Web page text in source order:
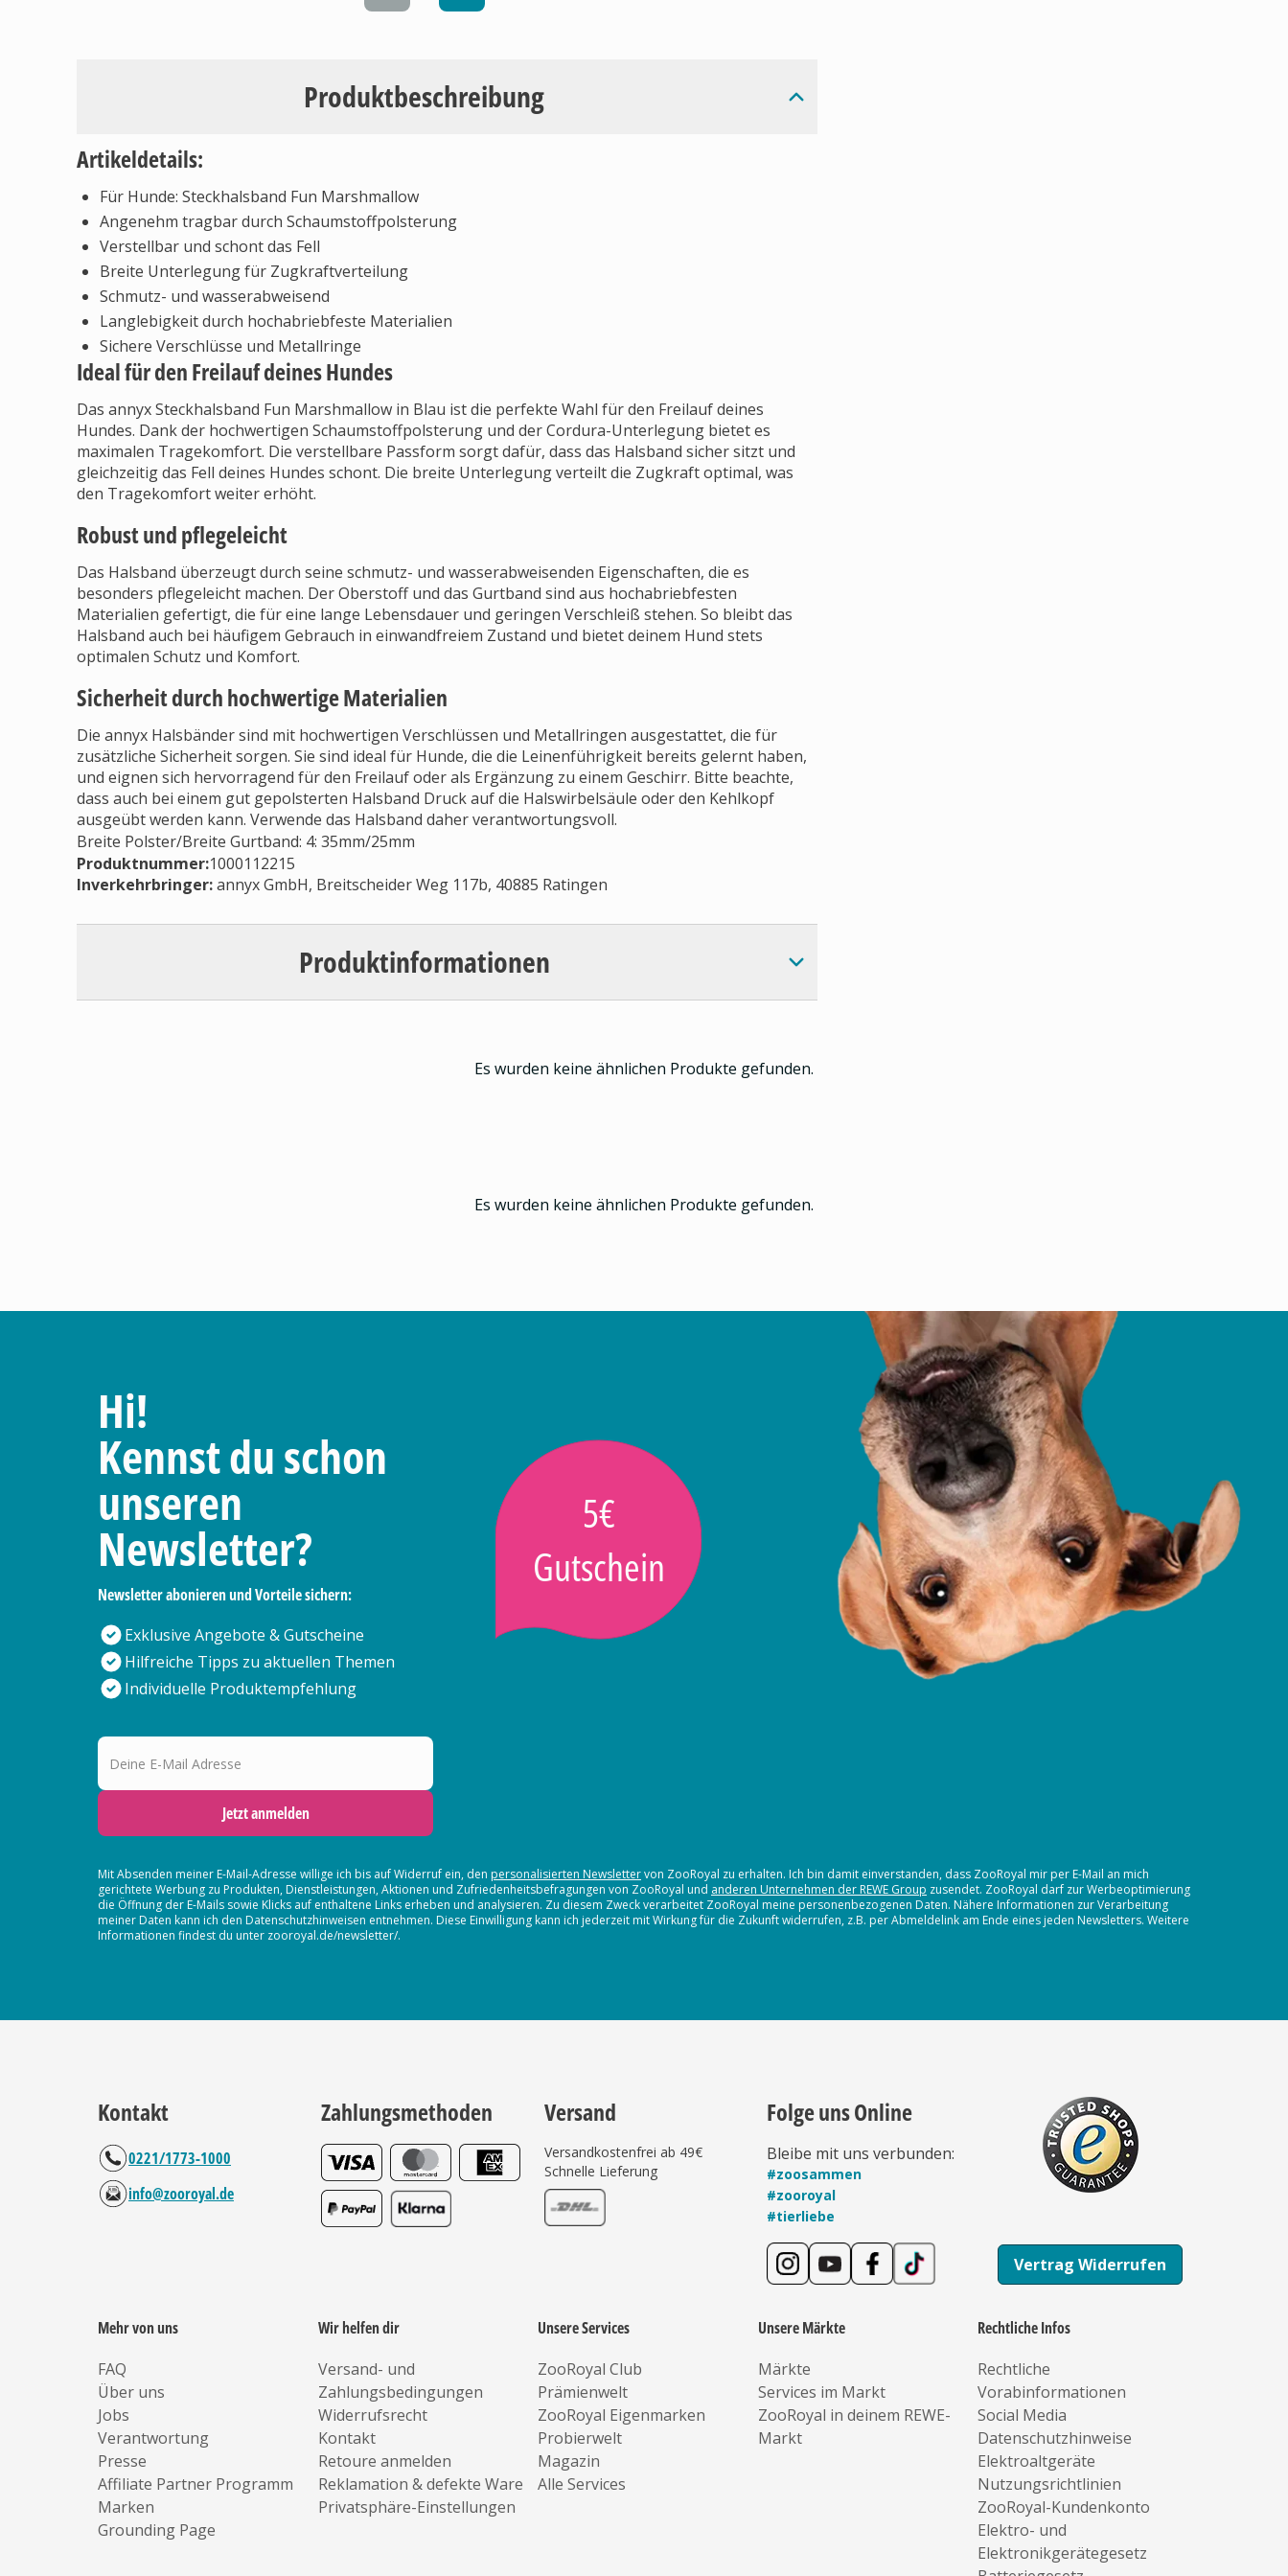
Produktbeschreibung
Artikeldetails:
Für Hunde: Steckhalsband Fun Marshmallow
Angenehm tragbar durch Schaumstoffpolsterung
Verstellbar und schont das Fell
Breite Unterlegung für Zugkraftverteilung
Schmutz- und wasserabweisend
Langlebigkeit durch hochabriebfeste Materialien
Sichere Verschlüsse und Metallringe
Ideal für den Freilauf deines Hundes
Das annyx Steckhalsband Fun Marshmallow in Blau ist die perfekte Wahl für den Freilauf deines
Hundes. Dank der hochwertigen Schaumstoffpolsterung und der Cordura-Unterlegung bietet es
maximalen Tragekomfort. Die verstellbare Passform sorgt dafür, dass das Halsband sicher sitzt und
gleichzeitig das Fell deines Hundes schont. Die breite Unterlegung verteilt die Zugkraft optimal, was
den Tragekomfort weiter erhöht.
Robust und pflegeleicht
Das Halsband überzeugt durch seine schmutz- und wasserabweisenden Eigenschaften, die es
besonders pflegeleicht machen. Der Oberstoff und das Gurtband sind aus hochabriebfesten
Materialien gefertigt, die für eine lange Lebensdauer und geringen Verschleiß stehen. So bleibt das
Halsband auch bei häufigem Gebrauch in einwandfreiem Zustand und bietet deinem Hund stets
optimalen Schutz und Komfort.
Sicherheit durch hochwertige Materialien
Die annyx Halsbänder sind mit hochwertigen Verschlüssen und Metallringen ausgestattet, die für
zusätzliche Sicherheit sorgen. Sie sind ideal für Hunde, die die Leinenführigkeit bereits gelernt haben,
und eignen sich hervorragend für den Freilauf oder als Ergänzung zu einem Geschirr. Bitte beachte,
dass auch bei einem gut gepolsterten Halsband Druck auf die Halswirbelsäule oder den Kehlkopf
ausgeübt werden kann. Verwende das Halsband daher verantwortungsvoll.
Breite Polster/Breite Gurtband: 4: 35mm/25mm
Produktnummer:1000112215
Inverkehrbringer:annyx GmbH, Breitscheider Weg 117b, 40885 Ratingen
Produktinformationen
Es wurden keine ähnlichen Produkte gefunden.
Es wurden keine ähnlichen Produkte gefunden.
Hi!
Kennst du schon
unseren
Newsletter?
Newsletter abonieren und Vorteile sichern:
Exklusive Angebote & Gutscheine
Hilfreiche Tipps zu aktuellen Themen
Individuelle Produktempfehlung
5€
Gutschein
Deine E-Mail Adresse
Jetzt anmelden
Mit Absenden meiner E-Mail-Adresse willige ich bis auf Widerruf ein, den personalisierten Newslettervon ZooRoyal zu erhalten. Ich bin damit einverstanden, dass ZooRoyal mir per E-Mail an mich
gerichtete Werbung zu Produkten, Dienstleistungen, Aktionen und Zufriedenheitsbefragungen von ZooRoyal und anderen Unternehmen der REWE Group zusendet. ZooRoyal darf zur Werbeoptimierung
die Öffnung der E-Mails sowie Klicks auf enthaltene Links erheben und analysieren. Zu diesem Zweck verarbeitet ZooRoyal meine personenbezogenen Daten. Nähere Informationen zur Verarbeitung
meiner Daten kann ich den Datenschutzhinweisen entnehmen. Diese Einwilligung kann ich jederzeit mit Wirkung für die Zukunft widerrufen, z.B. per Abmeldelink am Ende eines jeden Newsletters. Weitere
Informationen findest du unter zooroyal.de/newsletter/.
Kontakt
0221/1773-1000
info@zooroyal.de
Zahlungsmethoden Versand
Versandkostenfrei ab 49€
Schnelle Lieferung
Folge uns Online
Bleibe mit uns verbunden:
#zoosammen
#zooroyal
#tierliebe
Vertrag Widerrufen
Mehr von uns
FAQ
Über uns
Jobs
Verantwortung
Presse
Affiliate Partner Programm
Marken
Grounding Page
Wir helfen dir
Versand- und
Zahlungsbedingungen
Widerrufsrecht
Kontakt
Retoure anmelden
Reklamation & defekte Ware
Privatsphäre-Einstellungen
Unsere Services
ZooRoyal Club
Prämienwelt
ZooRoyal Eigenmarken
Probierwelt
Magazin
Alle Services
Unsere Märkte
Märkte
Services im Markt
ZooRoyal in deinem REWE-
Markt
Rechtliche Infos
Rechtliche
Vorabinformationen
Social Media
Datenschutzhinweise
Elektroaltgeräte
Nutzungsrichtlinien
ZooRoyal-Kundenkonto
Elektro- und
Elektronikgerätegesetz